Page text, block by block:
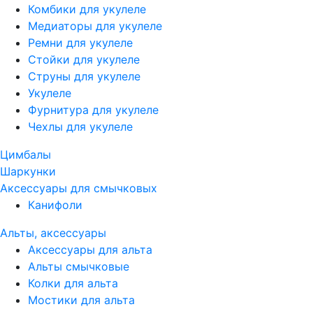
Комбики для укулеле
Медиаторы для укулеле
Ремни для укулеле
Стойки для укулеле
Струны для укулеле
Укулеле
Фурнитура для укулеле
Чехлы для укулеле
Цимбалы
Шаркунки
Аксессуары для смычковых
Канифоли
Альты, аксессуары
Аксессуары для альта
Альты смычковые
Колки для альта
Мостики для альта